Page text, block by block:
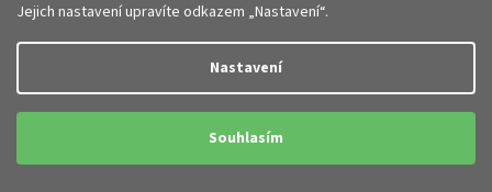
Jejich nastavení upravíte odkazem „Nastavení“.
Nastavení
Souhlasím
Copyright 2026JHMobil.cz. Všechna práva vyhrazena.Upravit
nastavení cookies